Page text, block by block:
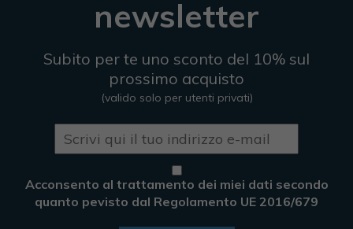
newsletter
Subito per te uno sconto del 10% sul
prossimo acquisto
(valido solo per utenti privati)
Acconsento al trattamento dei miei dati secondo
quanto pevisto dal Regolamento UE 2016/679